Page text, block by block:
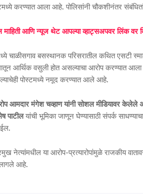
करण्यात आला आहे. पोलिसांनी चौकशीनंतर
माहिती आणि न्यूज थेट आपल्या व्हाट्सअपवर लिंक वर
चाळीसगाव बसस्थानक परिसरातील कथित एसटी
आर्थिक वसुली होत असल्याचा आरोप करण्यात
पोस्टमध्ये नमूद करण्यात आले आहे.
आमदार मंगेश चव्हाण यांनी सोशल मीडियावर केलेले
पाटीलयांची भूमिका जाणून घेण्यासाठी संपर्क
नेत्यांमधील या आरोप-प्रत्यारोपांमुळे राजकीय
लागले आहे.